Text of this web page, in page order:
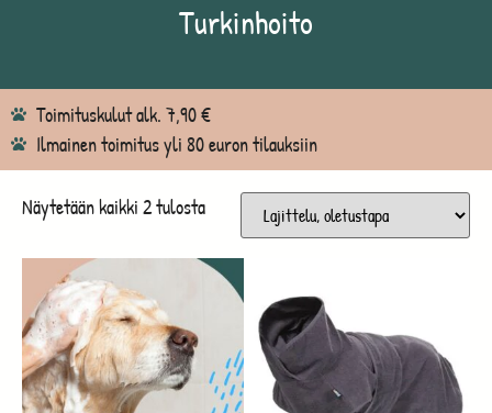
Turkinhoito
Toimituskulut alk. 7,90 €
Ilmainen toimitus yli 80 euron tilauksiin
Näytetään kaikki 2 tulosta